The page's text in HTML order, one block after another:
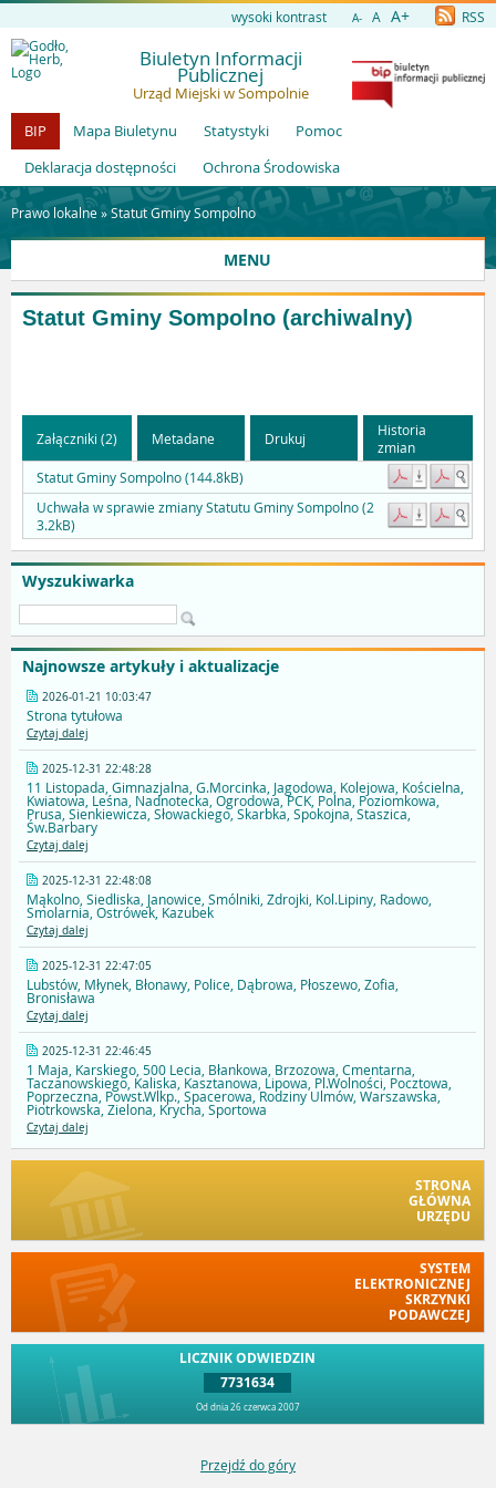
wysoki kontrast A- A A+ RSS
Biuletyn Informacji
Publicznej
Urząd Miejski w Sompolnie
BIP
Mapa Biuletynu Statystyki
Pomoc
Deklaracja dostępności
Ochrona Środowiska
Prawo lokalne »Statut Gminy Sompolno
MENU
Wyszukiwarka
Najnowsze artykuły i aktualizacje
2026-01-21 10:03:47
Strona tytułowa
Czytaj dalej
2025-12-31 22:48:28
11 Listopada, Gimnazjalna, G.Morcinka, Jagodowa, Kolejowa, Kościelna,
Kwiatowa, Leśna, Nadnotecka, Ogrodowa, PCK, Polna, Poziomkowa,
Prusa, Sienkiewicza, Słowackiego, Skarbka, Spokojna, Staszica,
Św.Barbary
Czytaj dalej
2025-12-31 22:48:08
Mąkolno, Siedliska, Janowice, Smólniki, Zdrojki, Kol.Lipiny, Radowo,
Smolarnia, Ostrówek, Kazubek
Czytaj dalej
2025-12-31 22:47:05
Lubstów, Młynek, Błonawy, Police, Dąbrowa, Płoszewo, Zofia,
Bronisława
Czytaj dalej
2025-12-31 22:46:45
1 Maja, Karskiego, 500 Lecia, Błankowa, Brzozowa, Cmentarna,
Taczanowskiego, Kaliska, Kasztanowa, Lipowa, Pl.Wolności, Pocztowa,
Poprzeczna, Powst.Wlkp., Spacerowa, Rodziny Ulmów, Warszawska,
Piotrkowska, Zielona, Krycha, Sportowa
Czytaj dalej
STRONA
GŁÓWNA
URZĘDU
SYSTEM
ELEKTRONICZNEJ
SKRZYNKI
PODAWCZEJ
LICZNIK ODWIEDZIN
7731634
Od dnia 26 czerwca 2007
Statut Gminy Sompolno (archiwalny)
Załączniki (2) Metadane Drukuj
Historia
zmian
Statut Gminy Sompolno (144.8kB)
Uchwała w sprawie zmiany Statutu Gminy Sompolno (2
3.2kB)
Przejdź do góry